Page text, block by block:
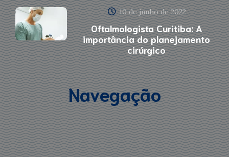
10 de junho de 2022
Oftalmologista Curitiba: A
importância do planejamento
cirúrgico
Navegação